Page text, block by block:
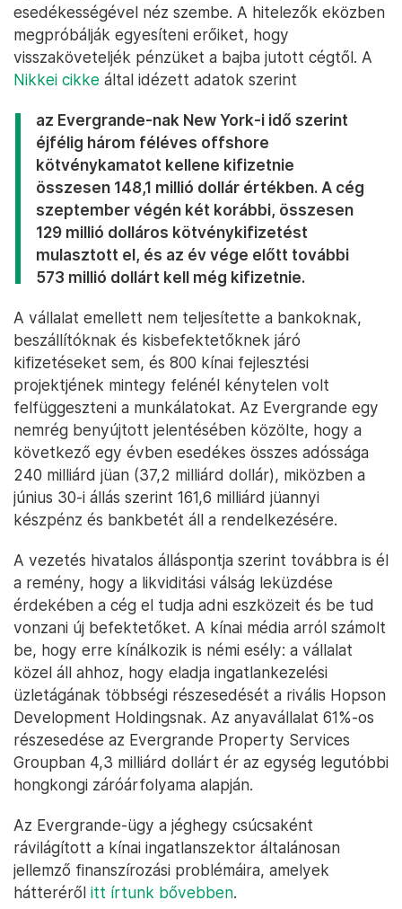
esedékességével néz szembe. A hitelezők eközben
megpróbálják egyesíteni erőiket, hogy
visszaköveteljék pénzüket a bajba jutott cégtől. A
Nikkei cikke által idézett adatok szerint
az Evergrande-nak New York-i idő szerint
éjfélig három féléves offshore
kötvénykamatot kellene kifizetnie
összesen 148,1 millió dollár értékben. A cég
szeptember végén két korábbi, összesen
129 millió dolláros kötvénykifizetést
mulasztott el, és az év vége előtt további
573 millió dollárt kell még kifizetnie.
A vállalat emellett nem teljesítette a bankoknak,
beszállítóknak és kisbefektetőknek járó
kifizetéseket sem, és 800 kínai fejlesztési
projektjének mintegy felénél kénytelen volt
felfüggeszteni a munkálatokat. Az Evergrande egy
nemrég benyújtott jelentésében közölte, hogy a
következő egy évben esedékes összes adóssága
240 milliárd jüan (37,2 milliárd dollár), miközben a
június 30-i állás szerint 161,6 milliárd jüannyi
készpénz és bankbetét áll a rendelkezésére.
A vezetés hivatalos álláspontja szerint továbbra is él
a remény, hogy a likviditási válság leküzdése
érdekében a cég el tudja adni eszközeit és be tud
vonzani új befektetőket. A kínai média arról számolt
be, hogy erre kínálkozik is némi esély: a vállalat
közel áll ahhoz, hogy eladja ingatlankezelési
üzletágának többségi részesedését a rivális Hopson
Development Holdingsnak. Az anyavállalat 61%-os
részesedése az Evergrande Property Services
Groupban 4,3 milliárd dollárt ér az egység legutóbbi
hongkongi záróárfolyama alapján.
Az Evergrande-ügy a jéghegy csúcsaként
rávilágított a kínai ingatlanszektor általánosan
jellemző finanszírozási problémáira, amelyek
hátteréről itt írtunk bővebben.